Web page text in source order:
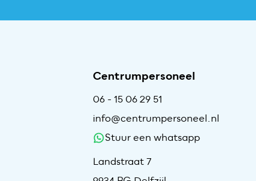
Centrumpersoneel
06 - 15 06 29 51
info@centrumpersoneel.nl
Stuur een whatsapp
Landstraat 7